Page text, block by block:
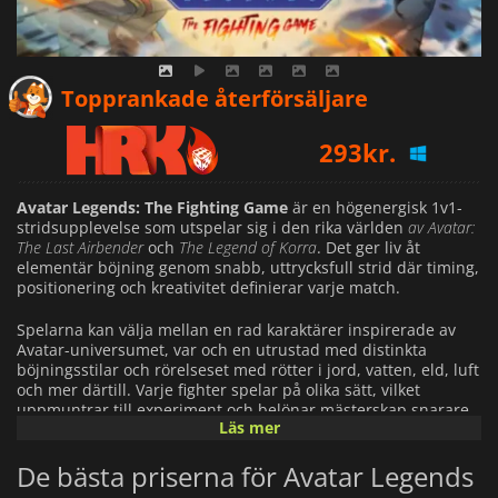
Topprankade återförsäljare
319kr.
293kr.
313kr.
Avatar Legends: The Fighting Game är en högenergisk 1v1-
stridsupplevelse som utspelar sig i den rika världen av Avatar:
The Last Airbenderoch The Legend of Korra. Det ger liv åt
elementär böjning genom snabb, uttrycksfull strid där timing,
positionering och kreativitet definierar varje match.
Spelarna kan välja mellan en rad karaktärer inspirerade av
Avatar-universumet, var och en utrustad med distinkta
böjningsstilar och rörelseset med rötter i jord, vatten, eld, luft
och mer därtill. Varje fighter spelar på olika sätt, vilket
uppmuntrar till experiment och belönar mästerskap snarare
Spelet har en stiliserad 2D-animerad look som återspeglar
andan i originalserien samtidigt som det levererar skarp,
Läs mer
De bästa priserna för Avatar Legends